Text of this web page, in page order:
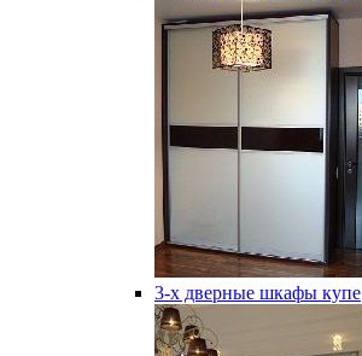
3-х дверные шкафы купе